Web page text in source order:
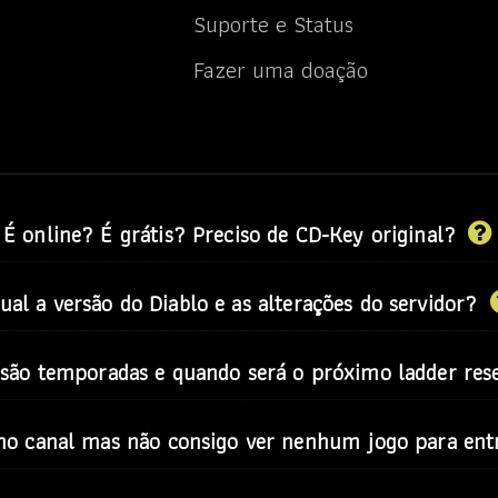
Suporte e Status
Fazer uma doação
É online? É grátis? Preciso de CD-Key original?
para jogar. Ébaixare jogar!
a versão do Diablo e as alterações do servidor?
Diablo 2 Expansão Lord of Destruction LOD no servidor,
encontra naLista de Alterações (changelog). Para baixar
temporadas e quando será o próximo ladder
Season" seria "Nova Temporada de subida no Ranking", onde
Google Drive para downloade coleção Single Player), e todos
canal mas não consigo ver nenhum jogo para